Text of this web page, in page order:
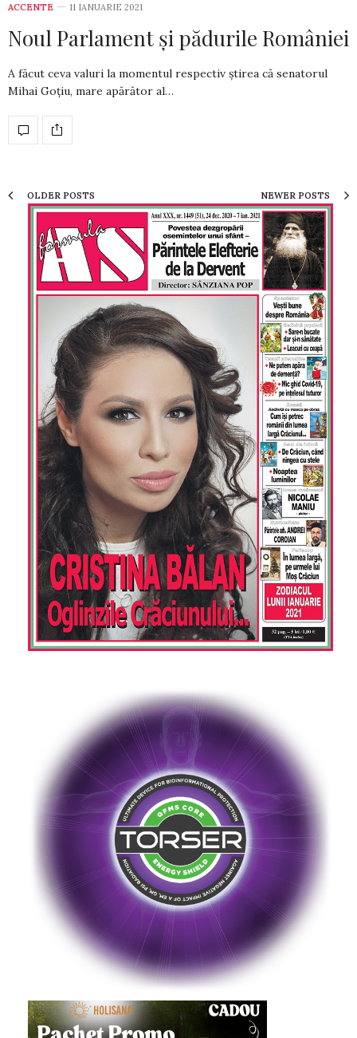
ACCENTE 11 IANUARIE 2021
Noul Parlament și pădurile României
A făcut ceva valuri la momentul respectiv știrea că senatorul
Mihai Goțiu, mare apă­ră­tor al…
OLDER POSTS NEWER POSTS